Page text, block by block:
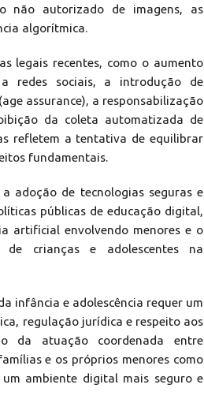
não autorizado de imagens, as
algorítmica.
legais recentes, como o aumento
redes sociais, a introdução de
assurance), a responsabilização
da coleta automatizada de
refletem a tentativa de equilibrar
fundamentais.
adoção de tecnologias seguras e
públicas de educação digital,
artificial envolvendo menores e o
crianças e adolescentes na
infância e adolescência requer um
regulação jurídica e respeito aos
da atuação coordenada entre
e os próprios menores como
ambiente digital mais seguro e